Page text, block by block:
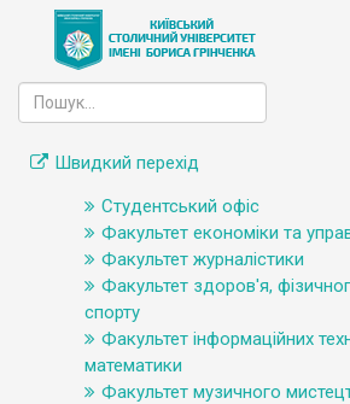
Швидкий перехід
Студентський офіс
Факультет економіки та
Факультет журналістики
Факультет здоров'я,
спорту
Факультет інформаційних
математики
Факультет музичного